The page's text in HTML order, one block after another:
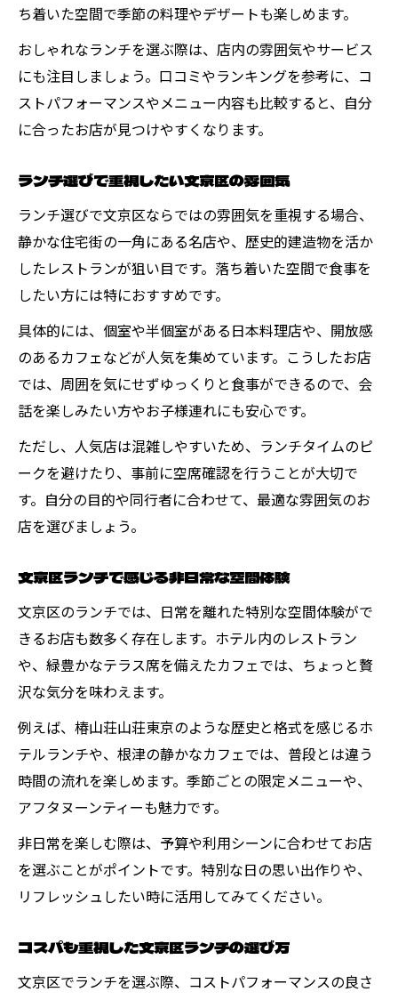
車利用者に人気の文京区ランチ特集
駐車場完備の文京区ランチ店を紹介
文京区ランチでアクセス便利な店舗案内
子連れや家族に嬉しい文京区ランチ情報
ち着いた空間で季節の料理やデザートも楽しめます。
おしゃれなランチを選ぶ際は、店内の雰囲気やサービス
にも注目しましょう。口コミやランキングを参考に、コ
ストパフォーマンスやメニュー内容も比較すると、自分
に合ったお店が見つけやすくなります。
ランチ選びで重視したい文京区の雰囲気
ランチ選びで文京区ならではの雰囲気を重視する場合、
静かな住宅街の一角にある名店や、歴史的建造物を活か
したレストランが狙い目です。落ち着いた空間で食事を
したい方には特におすすめです。
具体的には、個室や半個室がある日本料理店や、開放感
のあるカフェなどが人気を集めています。こうしたお店
では、周囲を気にせずゆっくりと食事ができるので、会
話を楽しみたい方やお子様連れにも安心です。
ただし、人気店は混雑しやすいため、ランチタイムのピ
ークを避けたり、事前に空席確認を行うことが大切で
す。自分の目的や同行者に合わせて、最適な雰囲気のお
店を選びましょう。
文京区ランチで感じる非日常な空間体験
文京区のランチでは、日常を離れた特別な空間体験がで
きるお店も数多く存在します。ホテル内のレストラン
や、緑豊かなテラス席を備えたカフェでは、ちょっと贅
沢な気分を味わえます。
例えば、椿山荘山荘東京のような歴史と格式を感じるホ
テルランチや、根津の静かなカフェでは、普段とは違う
時間の流れを楽しめます。季節ごとの限定メニューや、
アフタヌーンティーも魅力です。
非日常を楽しむ際は、予算や利用シーンに合わせてお店
を選ぶことがポイントです。特別な日の思い出作りや、
リフレッシュしたい時に活用してみてください。
コスパも重視した文京区ランチの選び方
文京区でランチを選ぶ際、コストパフォーマンスの良さ